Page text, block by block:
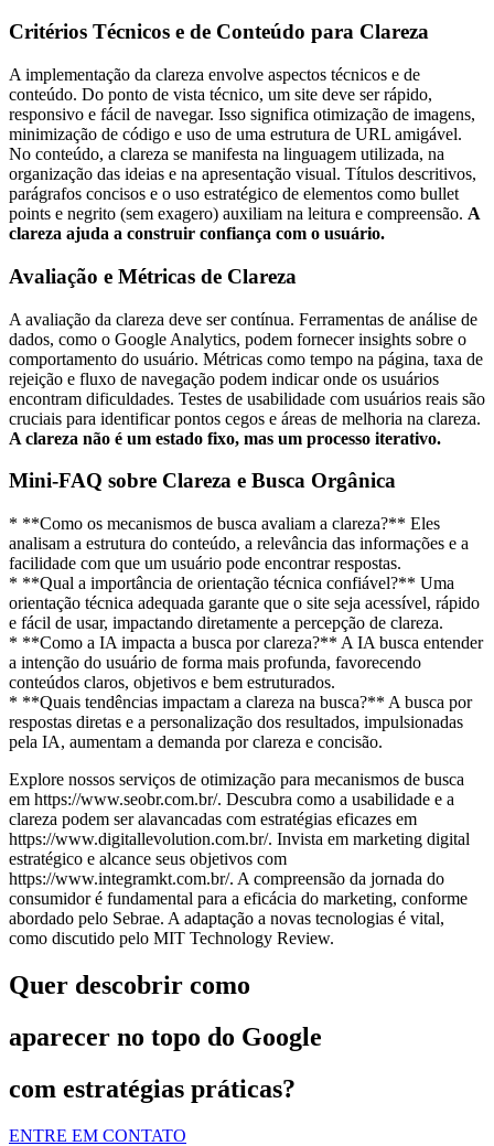
Critérios Técnicos e de Conteúdo para Clareza
A implementação da clareza envolve aspectos técnicos e de
conteúdo. Do ponto de vista técnico, um site deve ser rápido,
responsivo e fácil de navegar. Isso significa otimização de imagens,
minimização de código e uso de uma estrutura de URL amigável.
No conteúdo, a clareza se manifesta na linguagem utilizada, na
organização das ideias e na apresentação visual. Títulos descritivos,
parágrafos concisos e o uso estratégico de elementos como bullet
points e negrito (sem exagero) auxiliam na leitura e compreensão. A
clareza ajuda a construir confiança com o usuário.
Avaliação e Métricas de Clareza
A avaliação da clareza deve ser contínua. Ferramentas de análise de
dados, como o Google Analytics, podem fornecer insights sobre o
comportamento do usuário. Métricas como tempo na página, taxa de
rejeição e fluxo de navegação podem indicar onde os usuários
encontram dificuldades. Testes de usabilidade com usuários reais são
cruciais para identificar pontos cegos e áreas de melhoria na clareza.
A clareza não é um estado fixo, mas um processo iterativo.
Mini-FAQ sobre Clareza e Busca Orgânica
* **Como os mecanismos de busca avaliam a clareza?** Eles
analisam a estrutura do conteúdo, a relevância das informações e a
facilidade com que um usuário pode encontrar respostas.
* **Qual a importância de orientação técnica confiável?** Uma
orientação técnica adequada garante que o site seja acessível, rápido
e fácil de usar, impactando diretamente a percepção de clareza.
* **Como a IA impacta a busca por clareza?** A IA busca entender
a intenção do usuário de forma mais profunda, favorecendo
conteúdos claros, objetivos e bem estruturados.
* **Quais tendências impactam a clareza na busca?** A busca por
respostas diretas e a personalização dos resultados, impulsionadas
pela IA, aumentam a demanda por clareza e concisão.
Explore nossos serviços de otimização para mecanismos de busca
em https://www.seobr.com.br/. Descubra como a usabilidade e a
clareza podem ser alavancadas com estratégias eficazes em
https://www.digitallevolution.com.br/. Invista em marketing digital
estratégico e alcance seus objetivos com
https://www.integramkt.com.br/. A compreensão da jornada do
consumidor é fundamental para a eficácia do marketing, conforme
abordado pelo Sebrae. A adaptação a novas tecnologias é vital,
como discutido pelo MIT Technology Review.
Quer descobrir como
aparecer no topo do Google
com estratégias práticas?
ENTRE EM CONTATO